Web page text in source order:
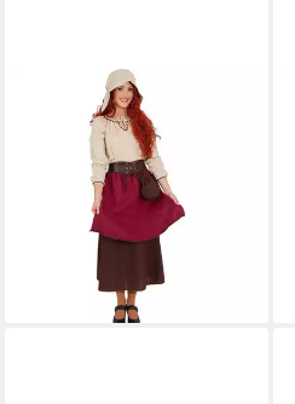
Kostüm Magd für Damen -
Mittelalterkostüm
lieferbar - in 2-3 Werktagen bei dir